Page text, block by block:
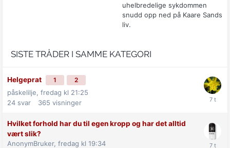
uhelbredelige sykdommen
snudd opp ned på Kaare Sands
liv.
SISTE TRÅDER I SAMME KATEGORI
Helgeprat 1 2
påskelilje, fredag kl 21:25
24 svar 365 visninger
Hvilket forhold har du til egen kropp og har det alltid
vært slik?
AnonymBruker, fredag kl 19:34